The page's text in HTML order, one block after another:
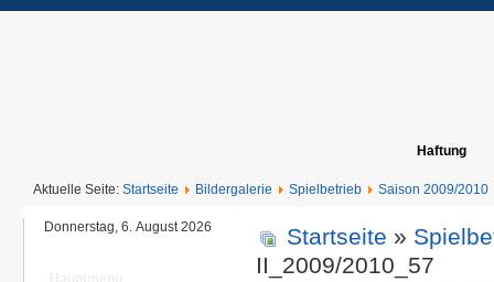
Haftung
Aktuelle Seite: Startseite Bildergalerie Spielbetrieb Saison 2009/2010
Donnerstag, 6. August 2026 Startseite »
II_2009/2010_57